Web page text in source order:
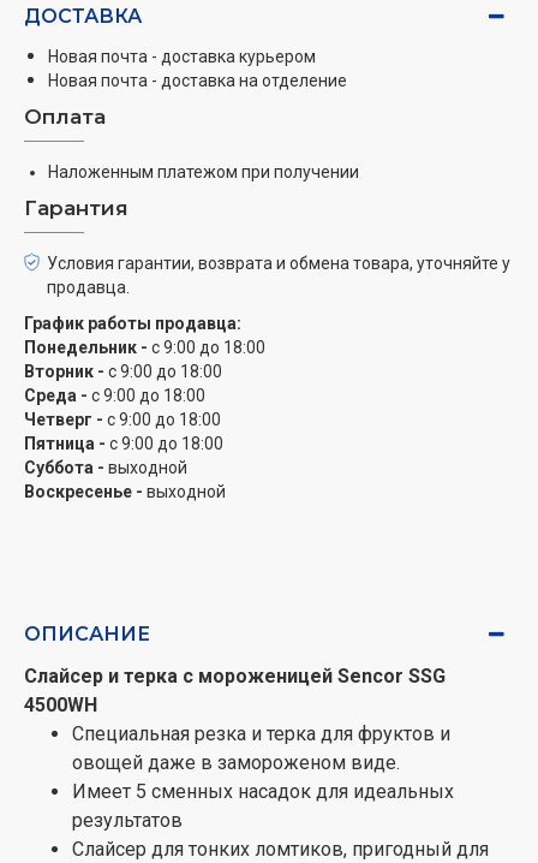
Достаточно поместить ваши любимые
замороженные фрукты, и практически
мгновенно вы можете наслаждаться свежим
домашним сорбетом в любое время.
Очень мелкая терка подходит для терки
(измельчения) кокоса, миндаля, орехов, а также
для приготовления панировочных сухарей из
твердой выпечки и т. д.
ДОСТАВКА
Новая почта - доставка курьером
Новая почта - доставка на отделение
Оплата
Наложенным платежом при получении
Гарантия
Условия гарантии, возврата и обмена товара, уточняйте у
продавца.
График работы продавца:
Понедельник - с 9:00 до 18:00
Вторник - с 9:00 до 18:00
Среда - с 9:00 до 18:00
Четверг - с 9:00 до 18:00
Пятница - с 9:00 до 18:00
Суббота - выходной
Воскресенье - выходной
ОПИСАНИЕ
Слайсер и терка с мороженицей Sencor SSG
4500WH
Специальная резка и терка для фруктов и
овощей даже в замороженом виде.
Имеет 5 сменных насадок для идеальных
результатов
Слайсер для тонких ломтиков, пригодный для